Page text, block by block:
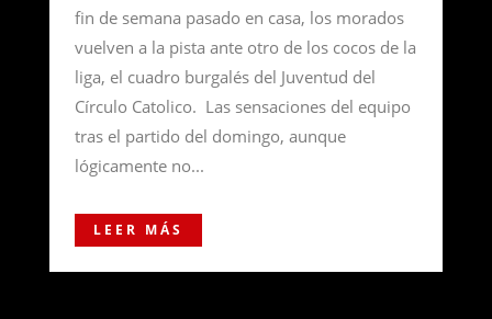
fin de semana pasado en casa, los morados
vuelven a la pista ante otro de los cocos de la
liga, el cuadro burgalés del Juventud del
Círculo Catolico. Las sensaciones del equipo
tras el partido del domingo, aunque
lógicamente no...
LEER MÁS